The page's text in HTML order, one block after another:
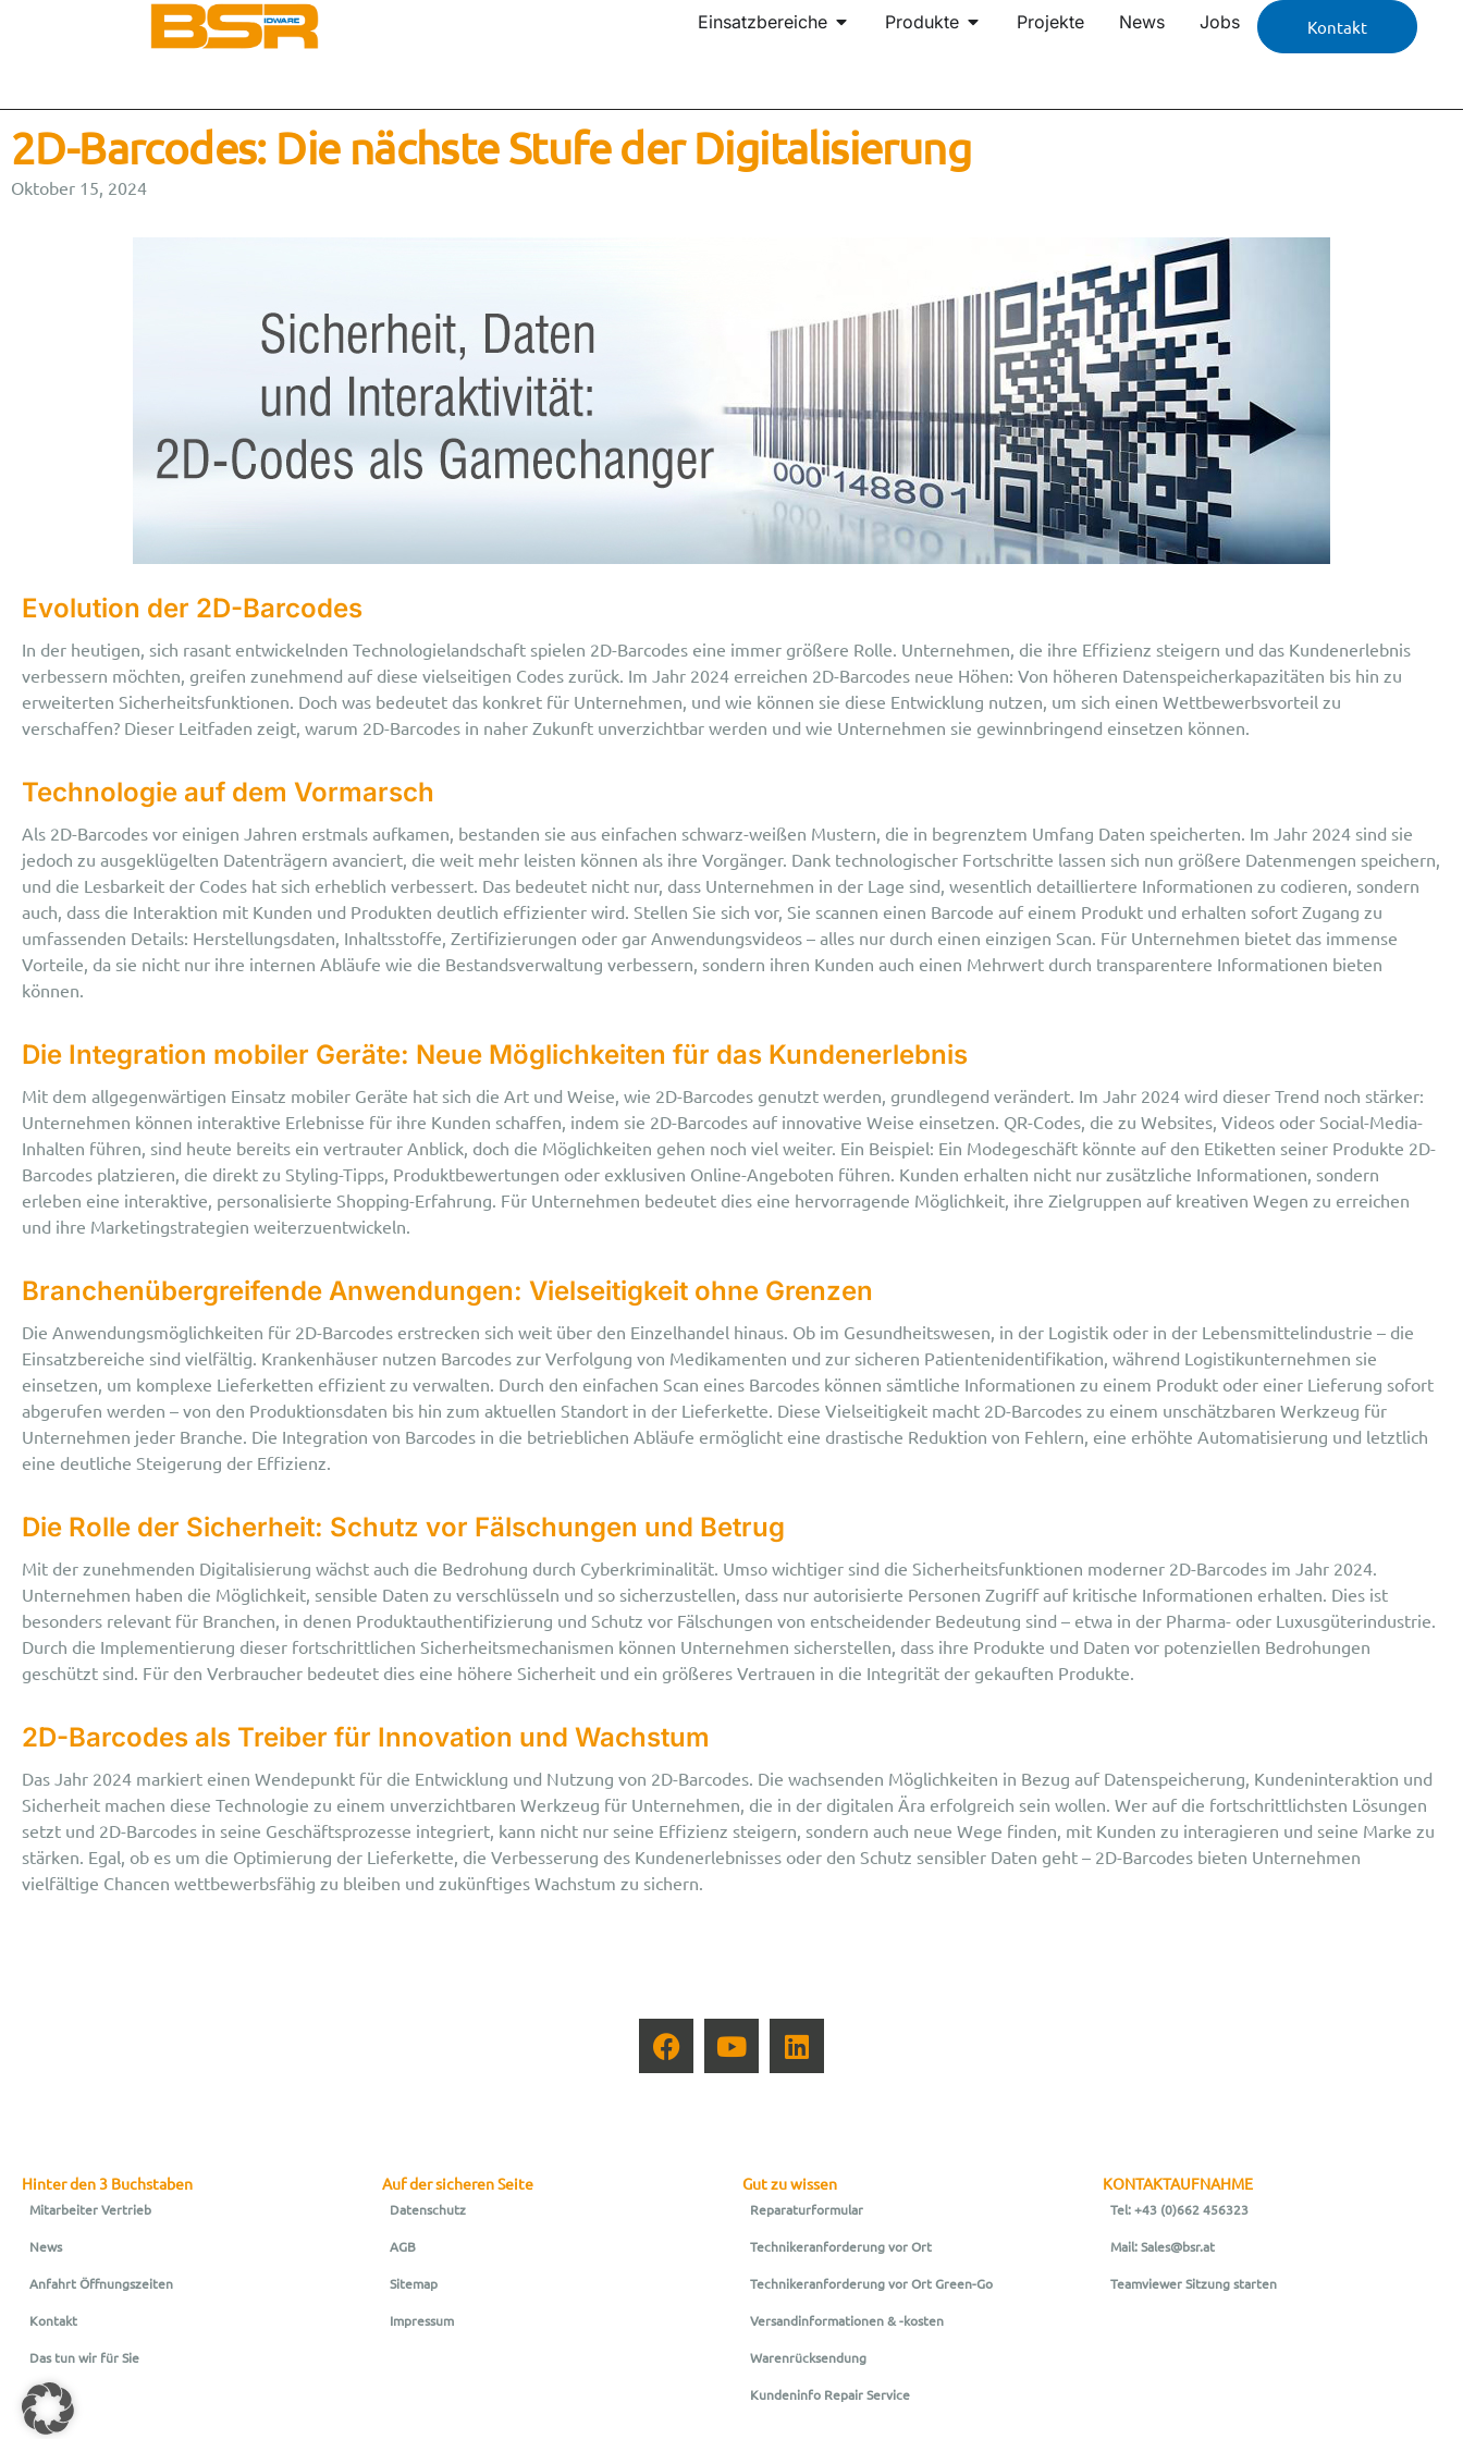
Einsatzbereiche Produkte Projekte News Jobs Kontakt
2D-Barcodes: Die nächste Stufe der Digitalisierung
Oktober 15, 2024
Evolution der 2D-Barcodes
In der heutigen, sich rasant entwickelnden Technologielandschaft spielen 2D-Barcodes eine immer größere Rolle. Unternehmen, die ihre Effizienz steigern und das Kundenerlebnis
verbessern möchten, greifen zunehmend auf diese vielseitigen Codes zurück. Im Jahr 2024 erreichen 2D-Barcodes neue Höhen: Von höheren Datenspeicherkapazitäten bis hin zu
erweiterten Sicherheitsfunktionen. Doch was bedeutet das konkret für Unternehmen, und wie können sie diese Entwicklung nutzen, um sich einen Wettbewerbsvorteil zu
verschaffen? Dieser Leitfaden zeigt, warum 2D-Barcodes in naher Zukunft unverzichtbar werden und wie Unternehmen sie gewinnbringend einsetzen können.
Technologie auf dem Vormarsch
Als 2D-Barcodes vor einigen Jahren erstmals aufkamen, bestanden sie aus einfachen schwarz-weißen Mustern, die in begrenztem Umfang Daten speicherten. Im Jahr 2024 sind sie
jedoch zu ausgeklügelten Datenträgern avanciert, die weit mehr leisten können als ihre Vorgänger. Dank technologischer Fortschritte lassen sich nun größere Datenmengen speichern,
und die Lesbarkeit der Codes hat sich erheblich verbessert. Das bedeutet nicht nur, dass Unternehmen in der Lage sind, wesentlich detailliertere Informationen zu codieren, sondern
auch, dass die Interaktion mit Kunden und Produkten deutlich effizienter wird. Stellen Sie sich vor, Sie scannen einen Barcode auf einem Produkt und erhalten sofort Zugang zu
umfassenden Details: Herstellungsdaten, Inhaltsstoffe, Zertifizierungen oder gar Anwendungsvideos – alles nur durch einen einzigen Scan. Für Unternehmen bietet das immense
Vorteile, da sie nicht nur ihre internen Abläufe wie die Bestandsverwaltung verbessern, sondern ihren Kunden auch einen Mehrwert durch transparentere Informationen bieten
können.
Die Integration mobiler Geräte: Neue Möglichkeiten für das Kundenerlebnis
Mit dem allgegenwärtigen Einsatz mobiler Geräte hat sich die Art und Weise, wie 2D-Barcodes genutzt werden, grundlegend verändert. Im Jahr 2024 wird dieser Trend noch stärker:
Unternehmen können interaktive Erlebnisse für ihre Kunden schaffen, indem sie 2D-Barcodes auf innovative Weise einsetzen. QR-Codes, die zu Websites, Videos oder Social-Media-
Inhalten führen, sind heute bereits ein vertrauter Anblick, doch die Möglichkeiten gehen noch viel weiter. Ein Beispiel: Ein Modegeschäft könnte auf den Etiketten seiner Produkte 2D-
Barcodes platzieren, die direkt zu Styling-Tipps, Produktbewertungen oder exklusiven Online-Angeboten führen. Kunden erhalten nicht nur zusätzliche Informationen, sondern
erleben eine interaktive, personalisierte Shopping-Erfahrung. Für Unternehmen bedeutet dies eine hervorragende Möglichkeit, ihre Zielgruppen auf kreativen Wegen zu erreichen
und ihre Marketingstrategien weiterzuentwickeln.
Branchenübergreifende Anwendungen: Vielseitigkeit ohne Grenzen
Die Anwendungsmöglichkeiten für 2D-Barcodes erstrecken sich weit über den Einzelhandel hinaus. Ob im Gesundheitswesen, in der Logistik oder in der Lebensmittelindustrie – die
Einsatzbereiche sind vielfältig. Krankenhäuser nutzen Barcodes zur Verfolgung von Medikamenten und zur sicheren Patientenidentifikation, während Logistikunternehmen sie
einsetzen, um komplexe Lieferketten effizient zu verwalten. Durch den einfachen Scan eines Barcodes können sämtliche Informationen zu einem Produkt oder einer Lieferung sofort
abgerufen werden – von den Produktionsdaten bis hin zum aktuellen Standort in der Lieferkette. Diese Vielseitigkeit macht 2D-Barcodes zu einem unschätzbaren Werkzeug für
Unternehmen jeder Branche. Die Integration von Barcodes in die betrieblichen Abläufe ermöglicht eine drastische Reduktion von Fehlern, eine erhöhte Automatisierung und letztlich
eine deutliche Steigerung der Effizienz.
Die Rolle der Sicherheit: Schutz vor Fälschungen und Betrug
Mit der zunehmenden Digitalisierung wächst auch die Bedrohung durch Cyberkriminalität. Umso wichtiger sind die Sicherheitsfunktionen moderner 2D-Barcodes im Jahr 2024.
Unternehmen haben die Möglichkeit, sensible Daten zu verschlüsseln und so sicherzustellen, dass nur autorisierte Personen Zugriff auf kritische Informationen erhalten. Dies ist
besonders relevant für Branchen, in denen Produktauthentifizierung und Schutz vor Fälschungen von entscheidender Bedeutung sind – etwa in der Pharma- oder Luxusgüterindustrie.
Durch die Implementierung dieser fortschrittlichen Sicherheitsmechanismen können Unternehmen sicherstellen, dass ihre Produkte und Daten vor potenziellen Bedrohungen
geschützt sind. Für den Verbraucher bedeutet dies eine höhere Sicherheit und ein größeres Vertrauen in die Integrität der gekauften Produkte.
2D-Barcodes als Treiber für Innovation und Wachstum
Das Jahr 2024 markiert einen Wendepunkt für die Entwicklung und Nutzung von 2D-Barcodes. Die wachsenden Möglichkeiten in Bezug auf Datenspeicherung, Kundeninteraktion und
Sicherheit machen diese Technologie zu einem unverzichtbaren Werkzeug für Unternehmen, die in der digitalen Ära erfolgreich sein wollen. Wer auf die fortschrittlichsten Lösungen
setzt und 2D-Barcodes in seine Geschäftsprozesse integriert, kann nicht nur seine Effizienz steigern, sondern auch neue Wege finden, mit Kunden zu interagieren und seine Marke zu
stärken. Egal, ob es um die Optimierung der Lieferkette, die Verbesserung des Kundenerlebnisses oder den Schutz sensibler Daten geht – 2D-Barcodes bieten Unternehmen
vielfältige Chancen wettbewerbsfähig zu bleiben und zukünftiges Wachstum zu sichern.
Hinter den 3 Buchstaben
Mitarbeiter Vertrieb
News
Anfahrt Öffnungszeiten
Kontakt
Das tun wir für Sie
Auf der sicheren Seite
Datenschutz
AGB
Sitemap
Impressum
Gut zu wissen
Reparaturformular
Technikeranforderung vor Ort
Technikeranforderung vor Ort Green-Go
Versandinformationen & -kosten
Warenrücksendung
Kundeninfo Repair Service
KONTAKTAUFNAHME
Tel: +43 (0)662 456323
Mail: Sales@bsr.at
Teamviewer Sitzung starten